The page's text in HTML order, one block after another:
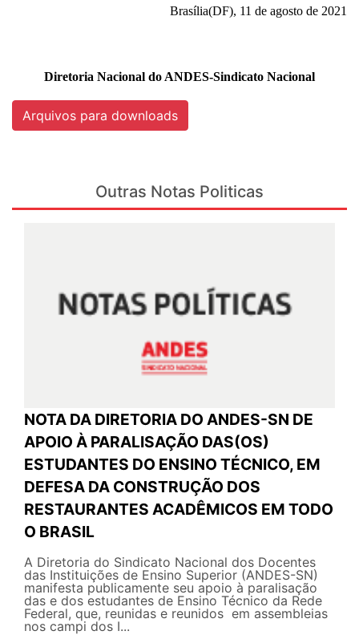
Brasília(DF), 11 de agosto de 2021
Diretoria Nacional do ANDES-Sindicato Nacional
Arquivos para downloads
Outras Notas Politicas
NOTA DA DIRETORIA DO ANDES-SN DE
APOIO À PARALISAÇÃO DAS(OS)
ESTUDANTES DO ENSINO TÉCNICO, EM
DEFESA DA CONSTRUÇÃO DOS
RESTAURANTES ACADÊMICOS EM TODO
O BRASIL
A Diretoria do Sindicato Nacional dos Docentes
das Instituições de Ensino Superior (ANDES-SN)
manifesta publicamente seu apoio à paralisação
das e dos estudantes de Ensino Técnico da Rede
Federal, que, reunidas e reunidos em assembleias
nos campi dos I...